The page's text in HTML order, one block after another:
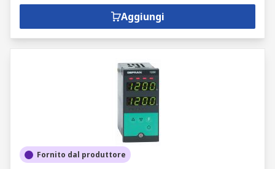
Aggiungi
Fornito dal produttore